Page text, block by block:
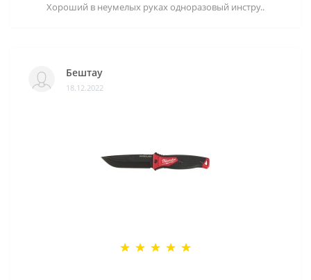
Хороший в неумелых руках одноразовый инстру..
Бештау
18.12.2022